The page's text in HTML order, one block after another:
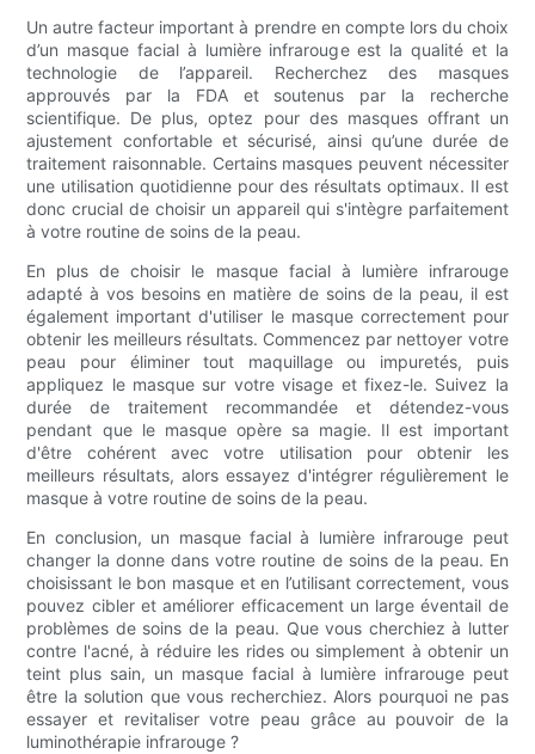
Un autre facteur important à prendre en compte lors du choix
d’un masque facial à lumière infrarouge est la qualité et la
technologie de l’appareil. Recherchez des masques
approuvés par la FDA et soutenus par la recherche
scientifique. De plus, optez pour des masques offrant un
ajustement confortable et sécurisé, ainsi qu’une durée de
traitement raisonnable. Certains masques peuvent nécessiter
une utilisation quotidienne pour des résultats optimaux. Il est
donc crucial de choisir un appareil qui s'intègre parfaitement
à votre routine de soins de la peau.
En plus de choisir le masque facial à lumière infrarouge
adapté à vos besoins en matière de soins de la peau, il est
également important d'utiliser le masque correctement pour
obtenir les meilleurs résultats. Commencez par nettoyer votre
peau pour éliminer tout maquillage ou impuretés, puis
appliquez le masque sur votre visage et fixez-le. Suivez la
durée de traitement recommandée et détendez-vous
pendant que le masque opère sa magie. Il est important
d'être cohérent avec votre utilisation pour obtenir les
meilleurs résultats, alors essayez d'intégrer régulièrement le
masque à votre routine de soins de la peau.
En conclusion, un masque facial à lumière infrarouge peut
changer la donne dans votre routine de soins de la peau. En
choisissant le bon masque et en l’utilisant correctement, vous
pouvez cibler et améliorer efficacement un large éventail de
problèmes de soins de la peau. Que vous cherchiez à lutter
contre l'acné, à réduire les rides ou simplement à obtenir un
teint plus sain, un masque facial à lumière infrarouge peut
être la solution que vous recherchiez. Alors pourquoi ne pas
essayer et revitaliser votre peau grâce au pouvoir de la
luminothérapie infrarouge ?